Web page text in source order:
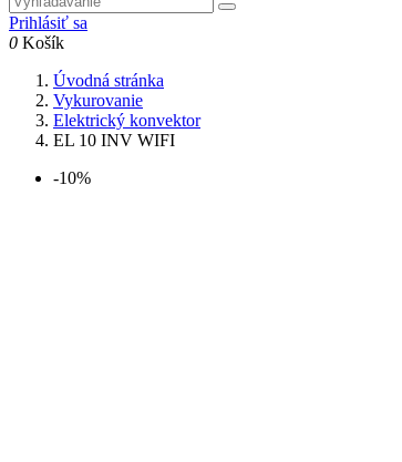
Prihlásiť sa
0 Košík
Úvodná stránka
Vykurovanie
Elektrický konvektor
EL 10 INV WIFI
-10%